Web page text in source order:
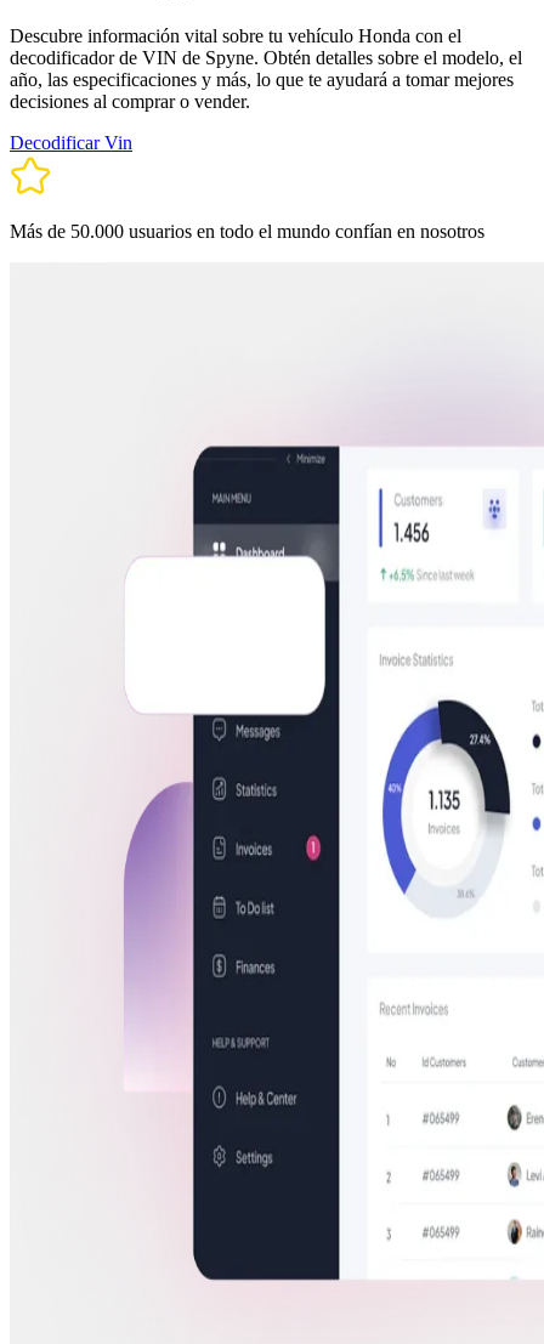
Descubre información vital sobre tu vehículo Honda con el
decodificador de VIN de Spyne. Obtén detalles sobre el modelo, el
año, las especificaciones y más, lo que te ayudará a tomar mejores
decisiones al comprar o vender.
Decodificar Vin
Más de 50.000 usuarios en todo el mundo confían en nosotros